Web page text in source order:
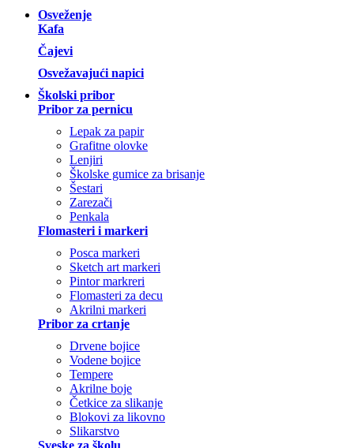
Osveženje
Kafa
Čajevi
Osvežavajući napici
Školski pribor
Pribor za pernicu
Lepak za papir
Grafitne olovke
Lenjiri
Školske gumice za brisanje
Šestari
Zarezači
Penkala
Flomasteri i markeri
Posca markeri
Sketch art markeri
Pintor markreri
Flomasteri za decu
Akrilni markeri
Pribor za crtanje
Drvene bojice
Vodene bojice
Tempere
Akrilne boje
Četkice za slikanje
Blokovi za likovno
Slikarstvo
Sveske za školu